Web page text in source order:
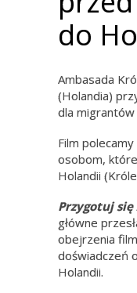
do
Ambasada
(Holandia)
dla
Film
osobom,
Holandii
Przygotuj
główne
obejrzenia
doświadczeń
Holandii.